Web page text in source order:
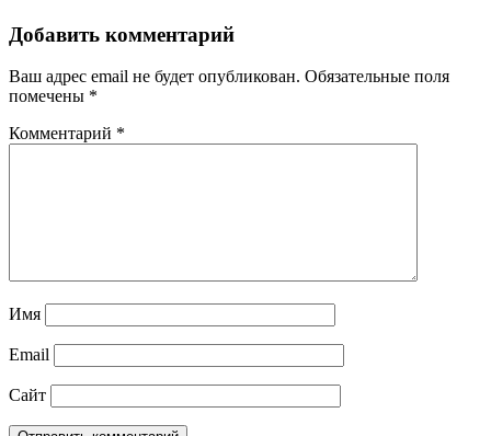
Добавить комментарий
Ваш адрес email не будет опубликован. Обязательные поля
помечены *
Комментарий *
Имя
Email
Сайт